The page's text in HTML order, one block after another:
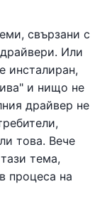
свързани с
Или
инсталиран,
и нищо не
драйвер не
това. Вече
тема,
процеса на